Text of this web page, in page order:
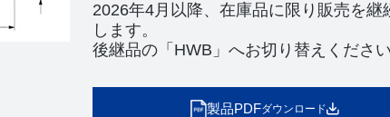
2026年4月以降、在庫品に限り販売を継
します。
後継品の「HWB」へお切り替えください
製品PDFダウンロード